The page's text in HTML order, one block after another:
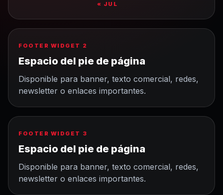
« JUL
FOOTER WIDGET 2
Espacio del pie de página
Disponible para banner, texto comercial, redes,
newsletter o enlaces importantes.
FOOTER WIDGET 3
Espacio del pie de página
Disponible para banner, texto comercial, redes,
newsletter o enlaces importantes.